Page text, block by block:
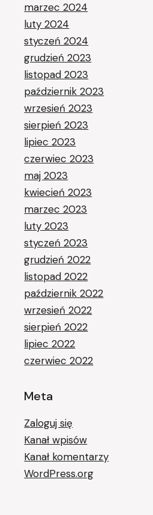
marzec 2024
luty 2024
styczeń 2024
grudzień 2023
listopad 2023
październik 2023
wrzesień 2023
sierpień 2023
lipiec 2023
czerwiec 2023
maj 2023
kwiecień 2023
marzec 2023
luty 2023
styczeń 2023
grudzień 2022
listopad 2022
październik 2022
wrzesień 2022
sierpień 2022
lipiec 2022
czerwiec 2022
Meta
Zaloguj się
Kanał wpisów
Kanał komentarzy
WordPress.org